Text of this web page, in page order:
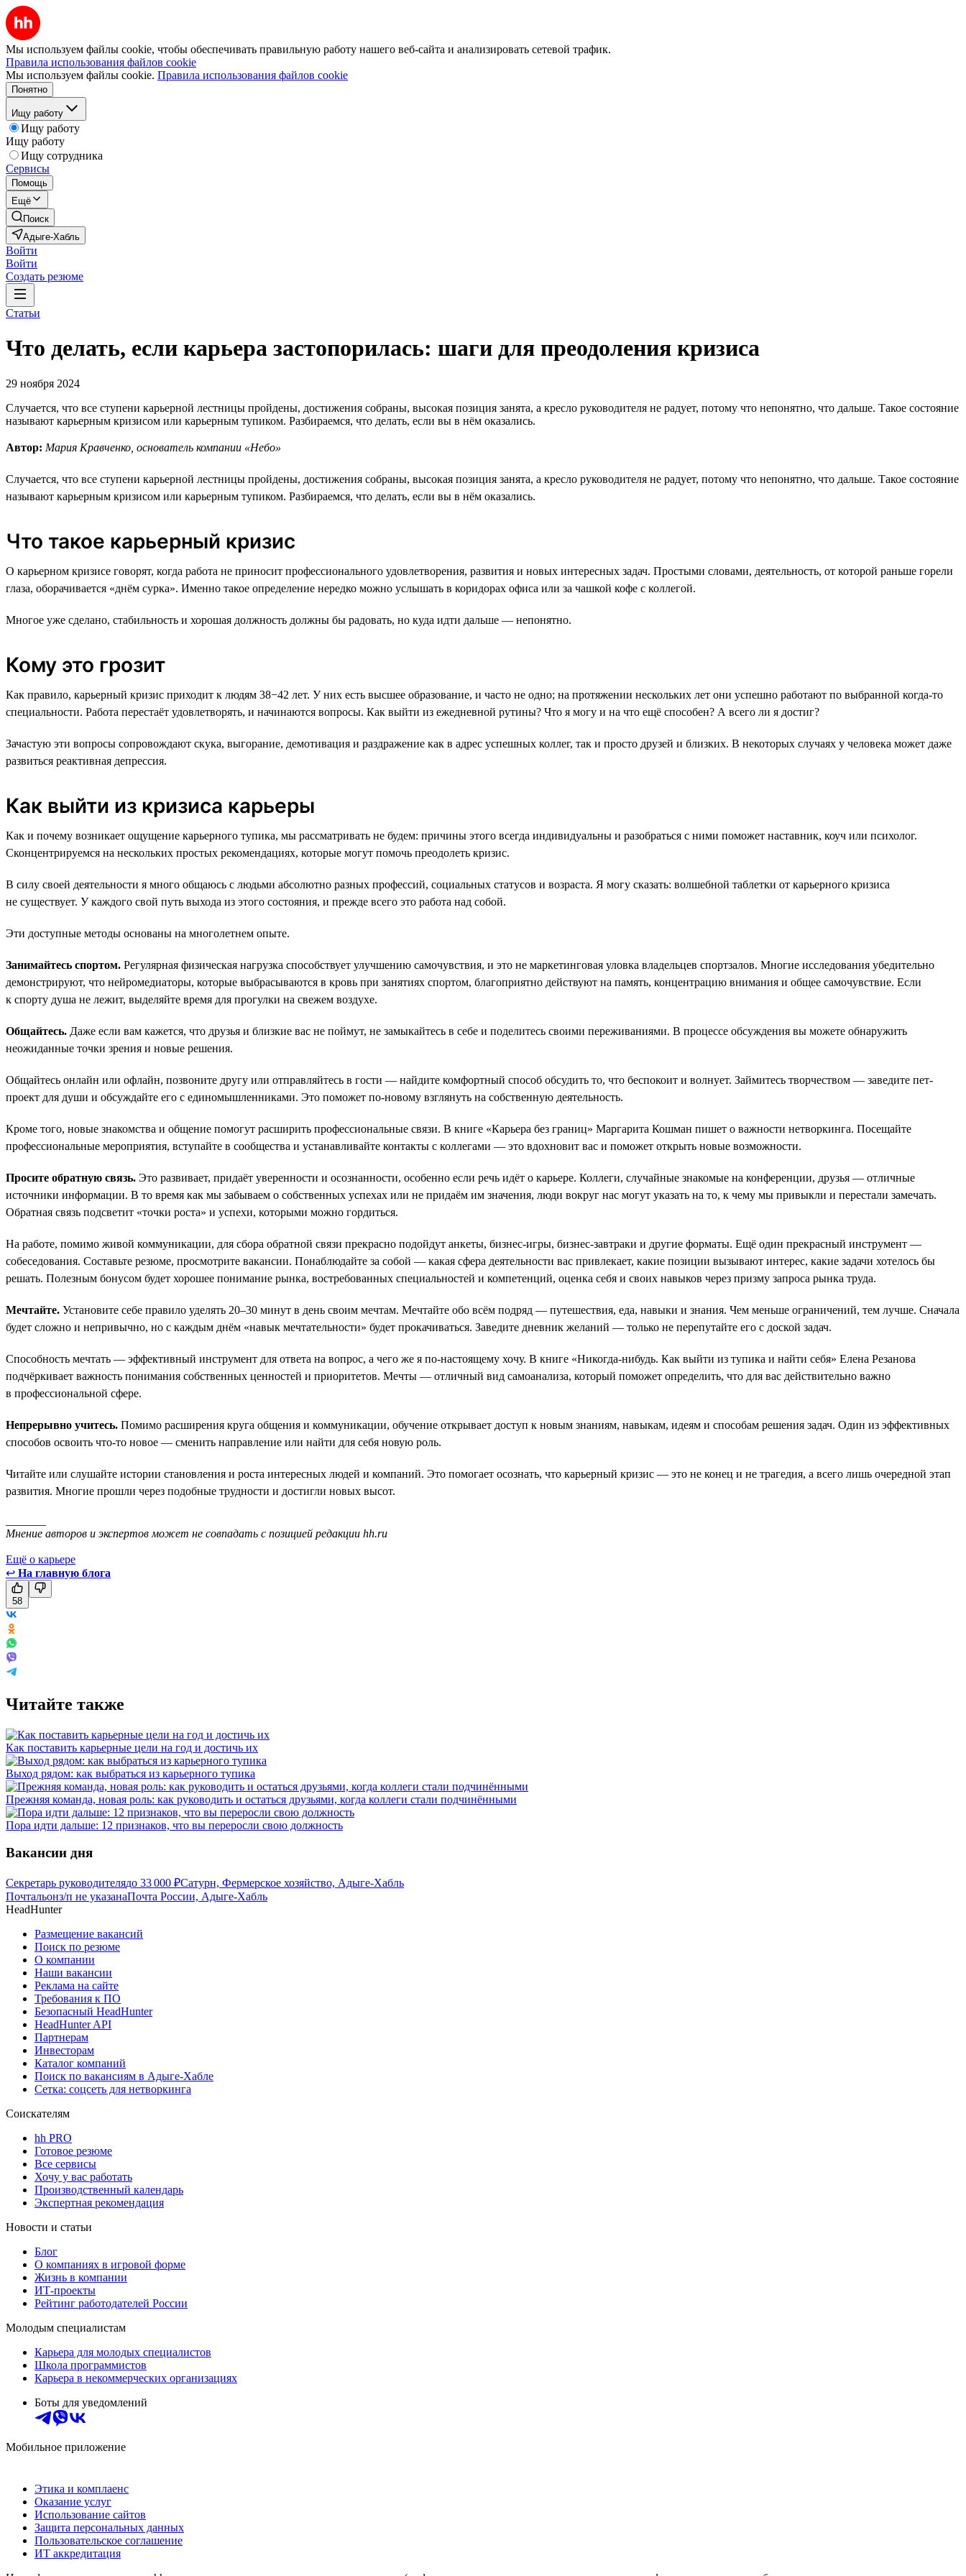
Мы используем файлы cookie, чтобы обеспечивать правильную работу нашего веб-сайта и анализировать сетевой трафик.
Правила использования файлов cookie
Мы используем файлы cookie. Правила использования файлов cookie
Понятно
Ищу работу
Ищу работу
Ищу работу
Ищу сотрудника
Сервисы
Помощь
Ещё
Поиск
Адыге-Хабль
Войти
Войти
Создать резюме
Статьи
Что делать, если карьера застопорилась: шаги для преодоления кризиса
29 ноября 2024
Случается, что все ступени карьерной лестницы пройдены, достижения собраны, высокая позиция занята, а кресло руководителя не радует, потому что непонятно, что дальше. Такое состояние
называют карьерным кризисом или карьерным тупиком. Разбираемся, что делать, если вы в нём оказались.
Автор: Мария Кравченко, основатель компании «Небо»
Случается, что все ступени карьерной лестницы пройдены, достижения собраны, высокая позиция занята, а кресло руководителя не радует, потому что непонятно, что дальше. Такое состояние
называют карьерным кризисом или карьерным тупиком. Разбираемся, что делать, если вы в нём оказались.
Что такое карьерный кризис
О карьерном кризисе говорят, когда работа не приносит профессионального удовлетворения, развития и новых интересных задач. Простыми словами, деятельность, от которой раньше горели
глаза, оборачивается «днём сурка». Именно такое определение нередко можно услышать в коридорах офиса или за чашкой кофе с коллегой.
Многое уже сделано, стабильность и хорошая должность должны бы радовать, но куда идти дальше — непонятно.
Кому это грозит
Как правило, карьерный кризис приходит к людям 38−42 лет. У них есть высшее образование, и часто не одно; на протяжении нескольких лет они успешно работают по выбранной когда-то
специальности. Работа перестаёт удовлетворять, и начинаются вопросы. Как выйти из ежедневной рутины? Что я могу и на что ещё способен? А всего ли я достиг?
Зачастую эти вопросы сопровождают скука, выгорание, демотивация и раздражение как в адрес успешных коллег, так и просто друзей и близких. В некоторых случаях у человека может даже
развиться реактивная депрессия.
Как выйти из кризиса карьеры
Как и почему возникает ощущение карьерного тупика, мы рассматривать не будем: причины этого всегда индивидуальны и разобраться с ними поможет наставник, коуч или психолог.
Сконцентрируемся на нескольких простых рекомендациях, которые могут помочь преодолеть кризис.
В силу своей деятельности я много общаюсь с людьми абсолютно разных профессий, социальных статусов и возраста. Я могу сказать: волшебной таблетки от карьерного кризиса
не существует. У каждого свой путь выхода из этого состояния, и прежде всего это работа над собой.
Эти доступные методы основаны на многолетнем опыте.
Занимайтесь спортом. Регулярная физическая нагрузка способствует улучшению самочувствия, и это не маркетинговая уловка владельцев спортзалов. Многие исследования убедительно
демонстрируют, что нейромедиаторы, которые выбрасываются в кровь при занятиях спортом, благоприятно действуют на память, концентрацию внимания и общее самочувствие. Если
к спорту душа не лежит, выделяйте время для прогулки на свежем воздухе.
Общайтесь. Даже если вам кажется, что друзья и близкие вас не поймут, не замыкайтесь в себе и поделитесь своими переживаниями. В процессе обсуждения вы можете обнаружить
неожиданные точки зрения и новые решения.
Общайтесь онлайн или офлайн, позвоните другу или отправляйтесь в гости — найдите комфортный способ обсудить то, что беспокоит и волнует. Займитесь творчеством — заведите пет-
проект для души и обсуждайте его с единомышленниками. Это поможет по-новому взглянуть на собственную деятельность.
Кроме того, новые знакомства и общение помогут расширить профессиональные связи. В книге «Карьера без границ» Маргарита Кошман пишет о важности нетворкинга. Посещайте
профессиональные мероприятия, вступайте в сообщества и устанавливайте контакты с коллегами — это вдохновит вас и поможет открыть новые возможности.
Просите обратную связь. Это развивает, придаёт уверенности и осознанности, особенно если речь идёт о карьере. Коллеги, случайные знакомые на конференции, друзья — отличные
источники информации. В то время как мы забываем о собственных успехах или не придаём им значения, люди вокруг нас могут указать на то, к чему мы привыкли и перестали замечать.
Обратная связь подсветит «точки роста» и успехи, которыми можно гордиться.
На работе, помимо живой коммуникации, для сбора обратной связи прекрасно подойдут анкеты, бизнес-игры, бизнес-завтраки и другие форматы. Ещё один прекрасный инструмент —
собеседования. Составьте резюме, просмотрите вакансии. Понаблюдайте за собой — какая сфера деятельности вас привлекает, какие позиции вызывают интерес, какие задачи хотелось бы
решать. Полезным бонусом будет хорошее понимание рынка, востребованных специальностей и компетенций, оценка себя и своих навыков через призму запроса рынка труда.
Мечтайте. Установите себе правило уделять 20–30 минут в день своим мечтам. Мечтайте обо всём подряд — путешествия, еда, навыки и знания. Чем меньше ограничений, тем лучше. Сначала
будет сложно и непривычно, но с каждым днём «навык мечтательности» будет прокачиваться. Заведите дневник желаний — только не перепутайте его с доской задач.
Способность мечтать — эффективный инструмент для ответа на вопрос, а чего же я по-настоящему хочу. В книге «Никогда-нибудь. Как выйти из тупика и найти себя» Елена Резанова
подчёркивает важность понимания собственных ценностей и приоритетов. Мечты — отличный вид самоанализа, который поможет определить, что для вас действительно важно
в профессиональной сфере.
Непрерывно учитесь. Помимо расширения круга общения и коммуникации, обучение открывает доступ к новым знаниям, навыкам, идеям и способам решения задач. Один из эффективных
способов освоить что-то новое — сменить направление или найти для себя новую роль.
Читайте или слушайте истории становления и роста интересных людей и компаний. Это помогает осознать, что карьерный кризис — это не конец и не трагедия, а всего лишь очередной этап
развития. Многие прошли через подобные трудности и достигли новых высот.
Мнение авторов и экспертов может не совпадать с позицией редакции hh.ru
Ещё о карьере
↩ На главную блога
58
Читайте также
Как поставить карьерные цели на год и достичь их
Выход рядом: как выбраться из карьерного тупика
Прежняя команда, новая роль: как руководить и остаться друзьями, когда коллеги стали подчинёнными
Пора идти дальше: 12 признаков, что вы переросли свою должность
Вакансии дня
Секретарь руководителядо 33 000 ₽Сатурн, Фермерское хозяйство, Адыге-Хабль
Почтальонз/п не указанаПочта России, Адыге-Хабль
HeadHunter
Размещение вакансий
Поиск по резюме
О компании
Наши вакансии
Реклама на сайте
Требования к ПО
Безопасный HeadHunter
HeadHunter API
Партнерам
Инвесторам
Каталог компаний
Поиск по вакансиям в Адыге-Хабле
Сетка: соцсеть для нетворкинга
Соискателям
hh PRO
Готовое резюме
Все сервисы
Хочу у вас работать
Производственный календарь
Экспертная рекомендация
Новости и статьи
Блог
О компаниях в игровой форме
Жизнь в компании
ИТ-проекты
Рейтинг работодателей России
Молодым специалистам
Карьера для молодых специалистов
Школа программистов
Карьера в некоммерческих организациях
Боты для уведомлений
Мобильное приложение
Этика и комплаенс
Оказание услуг
Использование сайтов
Защита персональных данных
Пользовательское соглашение
ИТ аккредитация